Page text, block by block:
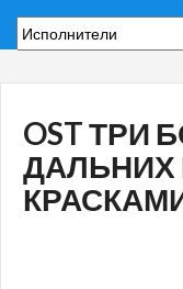
OST ТРИ
ДАЛЬНИХ